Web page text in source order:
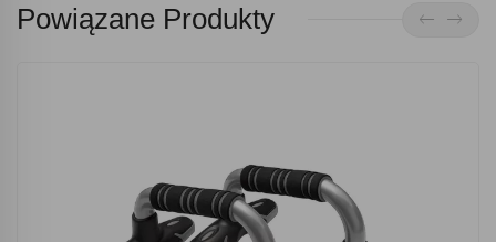
Powiązane Produkty